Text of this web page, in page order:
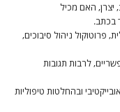
האם מכיל
בכתב.
פרוטוקול ניהול סיבוכים,
לרבות תגובות
ובהחלטות טיפוליות